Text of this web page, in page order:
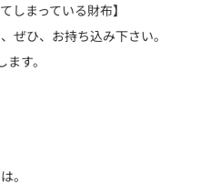
しまっている財布】
ぜひ、お持ち込み下さい。
す。
。